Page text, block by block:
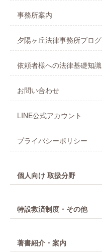
事務所案内
夕陽ヶ丘法律事務所ブログ
依頼者様への法律基礎知識
お問い合わせ
LINE公式アカウント
プライバシーポリシー
個人向け 取扱分野
特設救済制度・その他
著書紹介・案内